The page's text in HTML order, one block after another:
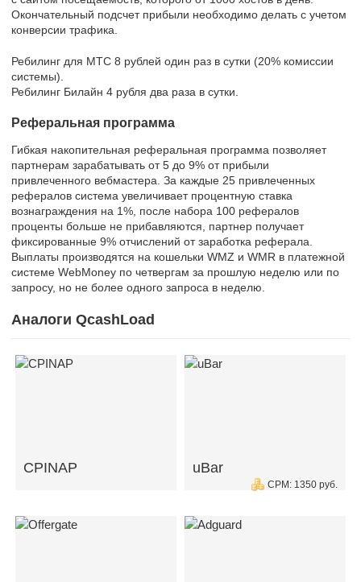
Окончательный подсчет прибыли необходимо делать с учетом
конверсии трафика.
Ребилинг для МТС 8 рублей один раз в сутки (20% комиссии
системы).
Ребилинг Билайн 4 рубля два раза в сутки.
Реферальная программа
Гибкая накопительная реферальная программа позволяет
партнерам зарабатывать от 5 до 9% от прибыли
привлеченного вебмастера. За каждые 25 привлеченных
рефералов система увеличивает процентную ставка
вознаграждения на 1%, после набора 100 рефералов
проценты больше не прибавляются, партнер получает
фиксированные 9% отчислений от заработка реферала.
Выплаты производятся на кошельки WMZ и WMR в платежной
системе WebMoney по четвергам за прошлую неделю или по
запросу, но не более одного запроса в неделю.
Аналоги QcashLoad
CPINAP uBar
CPM: 1350 руб.